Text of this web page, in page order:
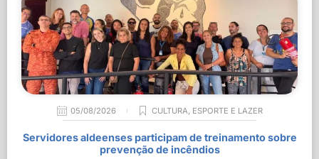
05/08/2026 CULTURA, ESPORTE E LAZER
Servidores aldeenses participam de treinamento sobre
prevenção de incêndios